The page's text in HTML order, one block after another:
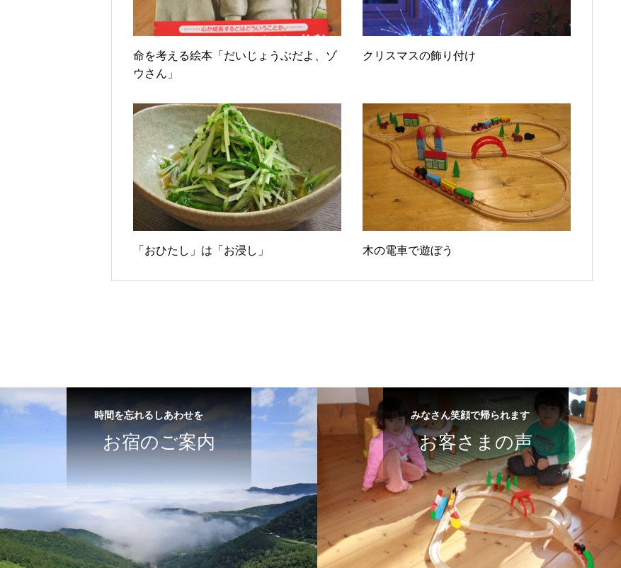
命を考える絵本「だいじょうぶだよ、ゾ
ウさん」
クリスマスの飾り付け
「おひたし」は「お浸し」 木の電車で遊ぼう
時間を忘れるしあわせを
お宿のご案内
みなさん笑顔で帰られます
お客さまの声